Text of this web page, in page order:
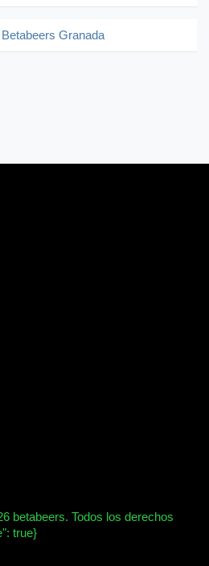
Granada
betabeers. Todos los derechos
true}